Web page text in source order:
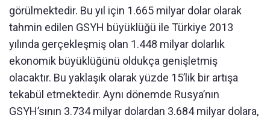
görülmektedir. Bu yıl için 1.665 milyar dolar olarak
tahmin edilen GSYH büyüklüğü ile Türkiye 2013
yılında gerçekleşmiş olan 1.448 milyar dolarlık
ekonomik büyüklüğünü oldukça genişletmiş
olacaktır. Bu yaklaşık olarak yüzde 15’lik bir artışa
tekabül etmektedir. Aynı dönemde Rusya’nın
GSYH’sının 3.734 milyar dolardan 3.684 milyar dolara,